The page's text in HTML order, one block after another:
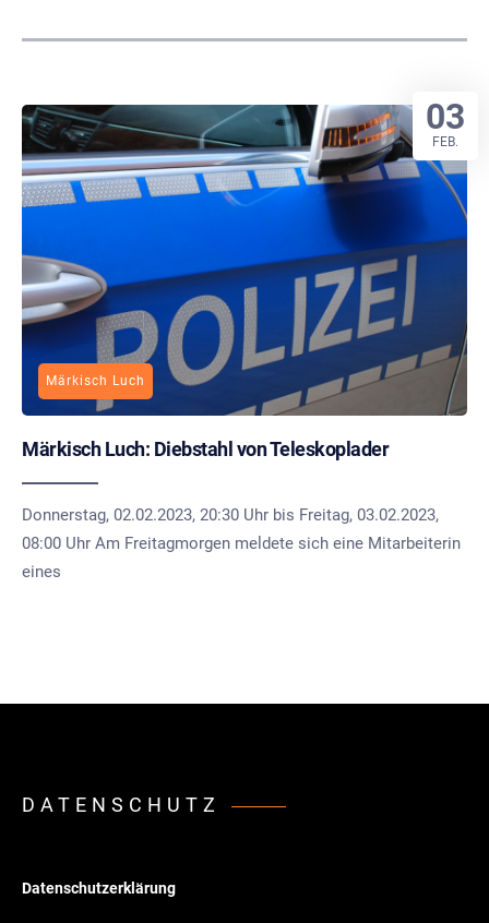
Märkisch Luch
Märkisch Luch: Diebstahl von Teleskoplader
Donnerstag, 02.02.2023, 20:30 Uhr bis Freitag, 03.02.2023,
08:00 Uhr Am Freitagmorgen meldete sich eine Mitarbeiterin
eines
03
FEB.
DATENSCHUTZ
Datenschutzerklärung